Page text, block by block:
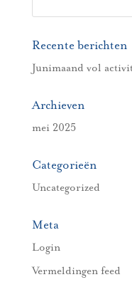
Recente berichten
Junimaand vol
Archieven
mei 2025
Categorieën
Uncategorized
Meta
Login
Vermeldingen feed